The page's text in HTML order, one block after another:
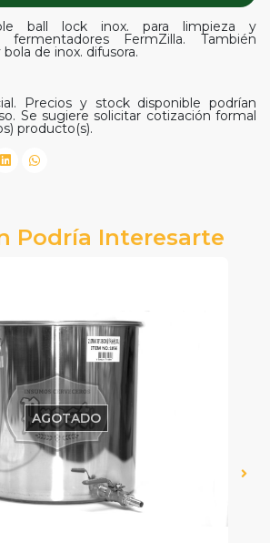
ball lock inox. para limpieza y
fermentadores FermZilla. También
de inox. difusora.
Precios y stock disponible podrían
Se sugiere solicitar cotización formal
producto(s).
Podría Interesarte
AGOTADO